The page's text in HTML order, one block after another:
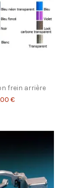
frein arrière
€